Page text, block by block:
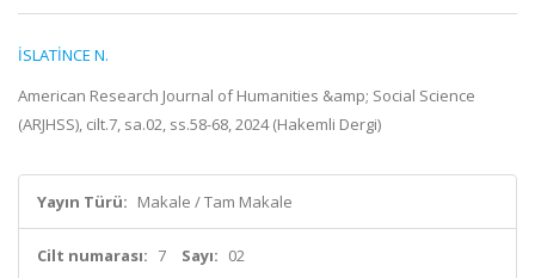
İSLATİNCE N.
American Research Journal of Humanities &amp; Social Science
(ARJHSS), cilt.7, sa.02, ss.58-68, 2024 (Hakemli Dergi)
Yayın Türü: Makale / Tam Makale
Cilt numarası: 7 Sayı: 02